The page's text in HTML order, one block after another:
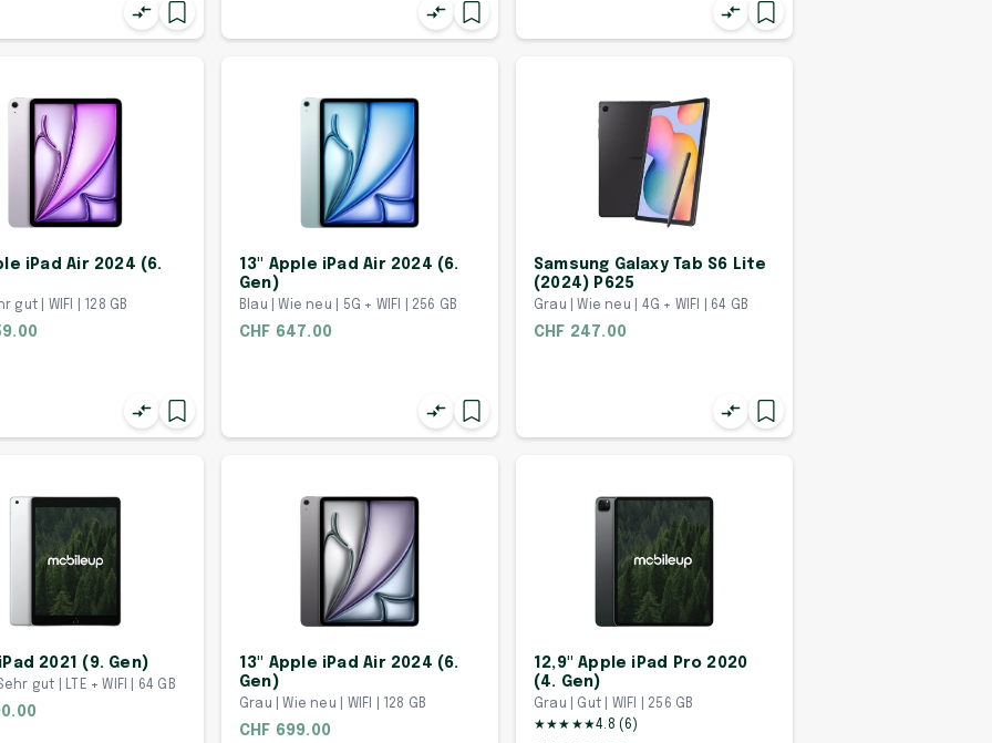
iPad Air 2024 (6.
gut | WIFI | 128 GB
13" Apple iPad Air 2024 (6.
Gen)
Blau | Wie neu | 5G + WIFI | 256 GB
CHF 647.00
Samsung Galaxy Tab S6 Lite
(2024) P625
Grau | Wie neu | 4G + WIFI | 64 GB
CHF 247.00
2021 (9. Gen)
gut | LTE + WIFI | 64 GB
13" Apple iPad Air 2024 (6.
Gen)
Grau | Wie neu | WIFI | 128 GB
CHF 699.00
12,9" Apple iPad Pro 2020
(4. Gen)
Grau | Gut | WIFI | 256 GB
★★★ ★★4.8 (6 )